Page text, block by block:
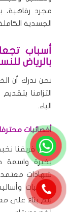
مجرد
الجسدية
أسباب
بالرياض
نحن ندرك أن
التزامنا
الياء.
أخصائيات
يضم فريقنا
بخبرة واسعة
شهادات
التقنيات
يتم بناءً على